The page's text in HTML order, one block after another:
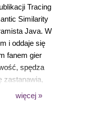
Tracing
Similarity
Java. W
i oddaje się
fanem gier
spędza
zastanawia,
grafy.
od
więcej »